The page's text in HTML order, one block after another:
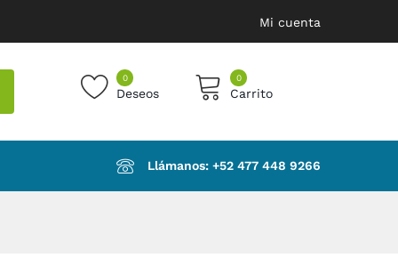
Mi cuenta
0
Deseos
0
Carrito
products in the cart.
Llámanos: ‪+52 477 448 9266‬